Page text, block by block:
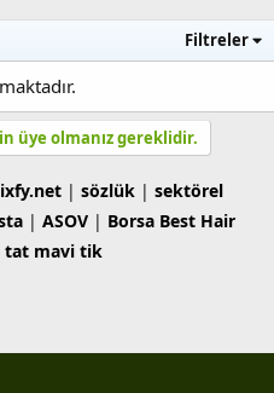
Filtreler
üye olmanız gereklidir.
ixfy.net| sözlük| sektörel
| ASOV| Borsa Best Hair
tat mavi tik